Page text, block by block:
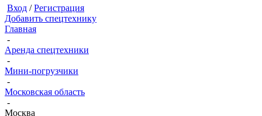
Вход /Регистрация
Добавить спецтехнику
Главная
-
Аренда спецтехники
-
Мини-погрузчики
-
Московская область
-
Москва